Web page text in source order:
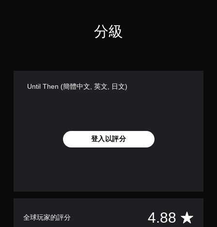
分級
Until Then (簡體中文, 英文, 日文)
登入以評分
全球玩家的評分 4.88 平